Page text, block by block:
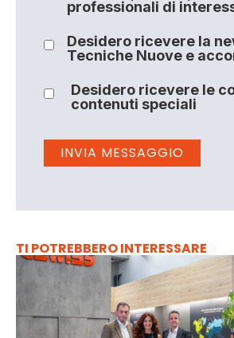
professionali di
Desidero ricevere la
Tecniche Nuove e
Desidero ricevere le
contenuti speciali
TI POTREBBERO INTERESSARE